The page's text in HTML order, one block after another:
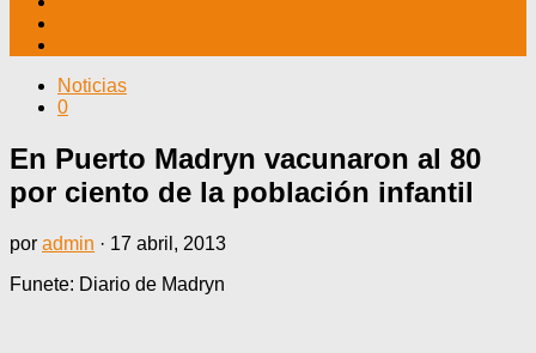
Noticias
0
En Puerto Madryn vacunaron al 80
por ciento de la población infantil
por admin · 17 abril, 2013
Funete: Diario de Madryn